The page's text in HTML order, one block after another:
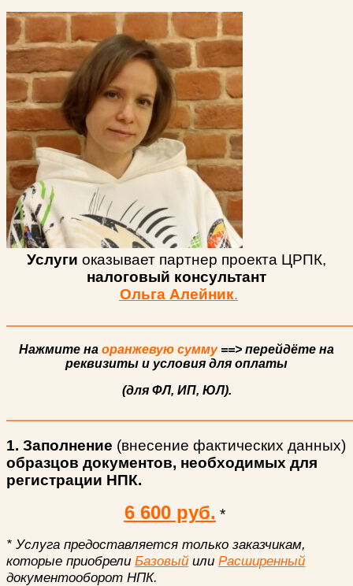
Услуги оказывает партнер проекта ЦРПК,
налоговый консультант
Ольга Алейник.
Нажмите на оранжевую сумму==> перейдёте на
реквизиты и условия для оплаты
(для ФЛ, ИП, ЮЛ).
1. Заполнение (внесение фактических данных)
образцов документов, необходимых для
регистрации НПК.
6 600 руб. *
* Услуга предоставляется только заказчикам,
которые приобрели Базовый или Расширенный
документооборот НПК.